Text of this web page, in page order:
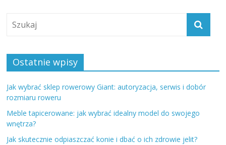
Ostatnie wpisy
Jak wybrać sklep rowerowy Giant: autoryzacja, serwis i dobór
rozmiaru roweru
Meble tapicerowane: jak wybrać idealny model do swojego
wnętrza?
Jak skutecznie odpiaszczać konie i dbać o ich zdrowie jelit?